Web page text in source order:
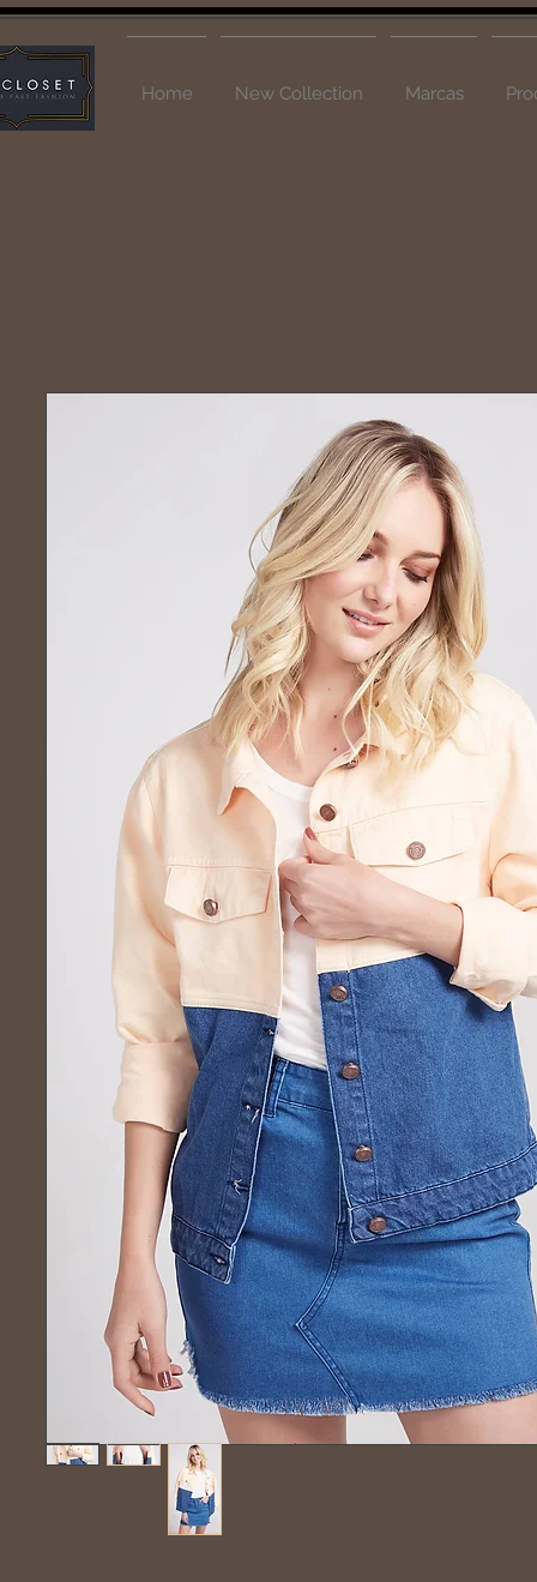
Home New Collection Marcas